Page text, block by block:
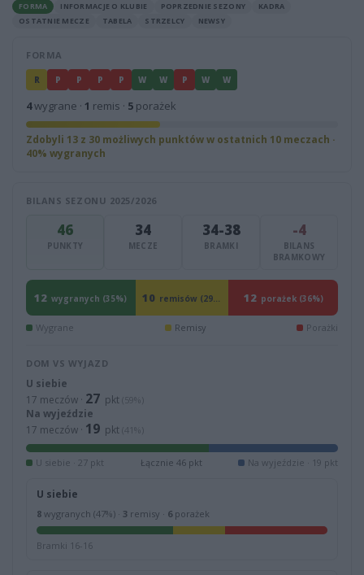
FORMA INFORMACJE O KLUBIE POPRZEDNIE SEZONY
KADRA
OSTATNIE MECZE
TABELA STRZELCY NEWSY
FORMA
R P P P P W W P W W
4wygrane · 1 remis · 5 porażek
Zdobyli 13 z 30 możliwych punktów w ostatnich 10 meczach ·
40% wygranych
BILANS SEZONU 2025/2026
46
PUNKTY
34
MECZE
34-38
BRAMKI
-4
BILANS
BRAMKOWY
12 wygranych (35%) 10 remisów (29%) 12 porażek (36%)
Wygrane Remisy Porażki
DOM VS WYJAZD
U siebie
17 meczów · 27 pkt (59%)
Na wyjeździe
17 meczów · 19 pkt (41%)
U siebie · 27 pkt Łącznie 46 pkt Na wyjeździe · 19 pkt
U siebie
8 wygranych (47%) · 3 remisy · 6porażek
Bramki 16-16